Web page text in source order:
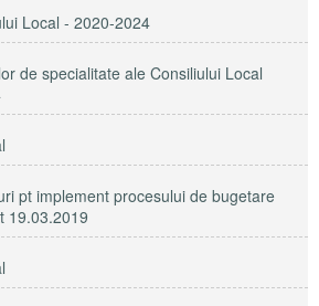
Local - 2020-2024
de specialitate ale Consiliului Local
pt implement procesului de bugetare
19.03.2019